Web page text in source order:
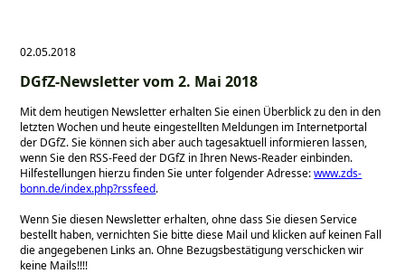
02.05.2018
DGfZ-Newsletter vom 2. Mai 2018
Mit dem heutigen Newsletter erhalten Sie einen Überblick zu den in den
letzten Wochen und heute eingestellten Meldungen im Internetportal
der DGfZ. Sie können sich aber auch tagesaktuell informieren lassen,
wenn Sie den RSS-Feed der DGfZ in Ihren News-Reader einbinden.
Hilfestellungen hierzu finden Sie unter folgender Adresse:www.zds-
bonn.de/index.php?rssfeed.
Wenn Sie diesen Newsletter erhalten, ohne dass Sie diesen Service
bestellt haben, vernichten Sie bitte diese Mail und klicken auf keinen Fall
die angegebenen Links an. Ohne Bezugsbestätigung verschicken wir
keine Mails!!!!